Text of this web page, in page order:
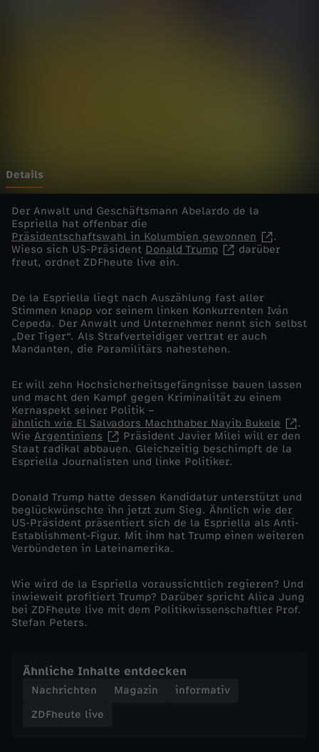
-
R
e
h
t
s
r
u
c
k
i
n
L
t
e
Details
Der Anwalt und Geschäftsmann Abelardo de la
Espriella hat offenbar die
Präsidentschaftswahl in Kolumbien gewonnen
.
Wieso sich US-Präsident Donald Trump
darüber
freut, ordnet ZDFheute live ein.
De la Espriella liegt nach Auszählung fast aller
Stimmen knapp vor seinem linken Konkurrenten Iván
Cepeda. Der Anwalt und Unternehmer nennt sich selbst
„Der Tiger“. Als Strafverteidiger vertrat er auch
Mandanten, die Paramilitärs nahestehen.
Er will zehn Hochsicherheitsgefängnisse bauen lassen
und macht den Kampf gegen Kriminalität zu einem
Kernaspekt seiner Politik –
ähnlich wie El Salvadors Machthaber Nayib Bukele
.
Wie Argentiniens
Präsident Javier Milei will er den
Staat radikal abbauen. Gleichzeitig beschimpft de la
Espriella Journalisten und linke Politiker.
Donald Trump hatte dessen Kandidatur unterstützt und
beglückwünschte ihn jetzt zum Sieg. Ähnlich wie der
US-Präsident präsentiert sich de la Espriella als Anti-
Establishment-Figur. Mit ihm hat Trump einen weiteren
Verbündeten in Lateinamerika.
Wie wird de la Espriella voraussichtlich regieren? Und
inwieweit profitiert Trump? Darüber spricht Alica Jung
bei ZDFheute live mit dem Politikwissenschaftler Prof.
Stefan Peters.
Ähnliche Inhalte entdecken
Nachrichten Magazin
informativ
ZDFheute live